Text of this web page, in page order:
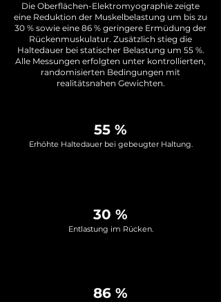
Die Oberflächen-Elektromyographie zeigte
eine Reduktion der Muskelbelastung um bis zu
30 % sowie eine 86 % geringere Ermüdung der
Rückenmuskulatur. Zusätzlich stieg die
Haltedauer bei statischer Belastung um 55 %.
Alle Messungen erfolgten unter kontrollierten,
randomisierten Bedingungen mit
realitätsnahen Gewichten.
55 %
Erhöhte Haltedauer bei gebeugter Haltung.
30 %
Entlastung im Rücken.
86 %